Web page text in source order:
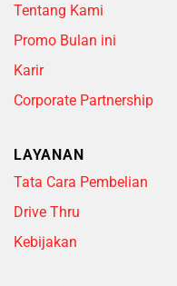
Tentang Kami
Promo Bulan ini
Karir
Corporate Partnership
LAYANAN
Tata Cara Pembelian
Drive Thru
Kebijakan